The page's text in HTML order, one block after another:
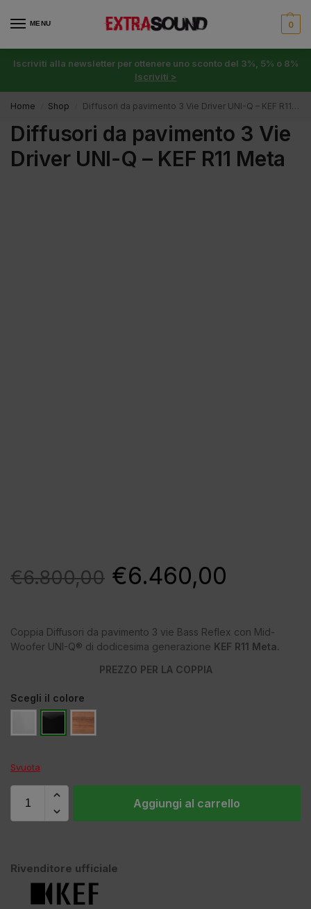
MENU 0
Iscriviti alla newsletter per ottenere uno sconto del 3%, 5% o 8%
Iscriviti >
Home Shop Diffusori da pavimento 3 Vie Driver UNI-Q – KEF R11 Meta
Diffusori da pavimento 3 Vie
Driver UNI-Q – KEF R11 Meta
€6.800,00 €6.460,00
Coppia Diffusori da pavimento 3 vie Bass Reflex con Mid-
Woofer UNI-Q® di dodicesima generazione KEF R11 Meta.
PREZZO PER LA COPPIA
Scegli il colore
Svuota
Aggiungi al carrello
Rivenditore ufficiale